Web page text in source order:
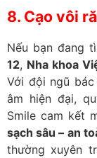
8. Cạo vôi
Nếu bạn đang
12, Nha khoa
Với đội ngũ
âm hiện đại,
Smile cam kết
sạch sâu – an
thường xuyên